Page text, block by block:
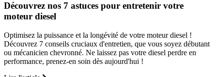
Découvrez nos 7 astuces pour entretenir votre
moteur diesel
Optimisez la puissance et la longévité de votre moteur diesel !
Découvrez 7 conseils cruciaux d'entretien, que vous soyez débutant
ou mécanicien chevronné. Ne laissez pas votre diesel perdre en
performance, prenez-en soin dès aujourd'hui !